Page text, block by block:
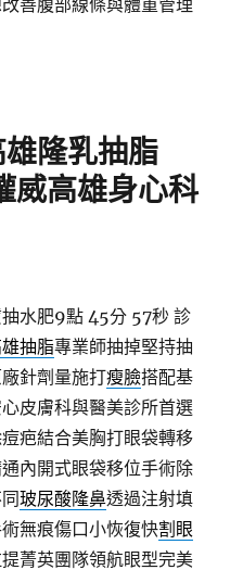
善腹部線條與體重管理
隆乳抽脂
威高雄身心科
水肥9點 45分 57秒 診
抽脂專業師抽掉堅持抽
針劑量施打瘦臉搭配基
皮膚科與醫美診所首選
疤結合美胸打眼袋轉移
內開式眼袋移位手術除
玻尿酸隆鼻透過注射填
無痕傷口小恢復快割眼
菁英團隊領航眼型完美